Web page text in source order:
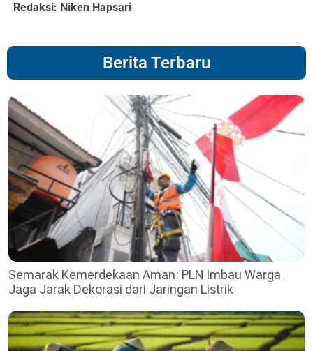
Redaksi: Niken Hapsari
Berita Terbaru
Semarak Kemerdekaan Aman: PLN Imbau Warga
Jaga Jarak Dekorasi dari Jaringan Listrik